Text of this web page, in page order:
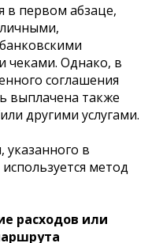
в первом абзаце,
чеками. Однако, в
соглашения
выплачена также
другими услугами.
указанного в
метод
расходов или